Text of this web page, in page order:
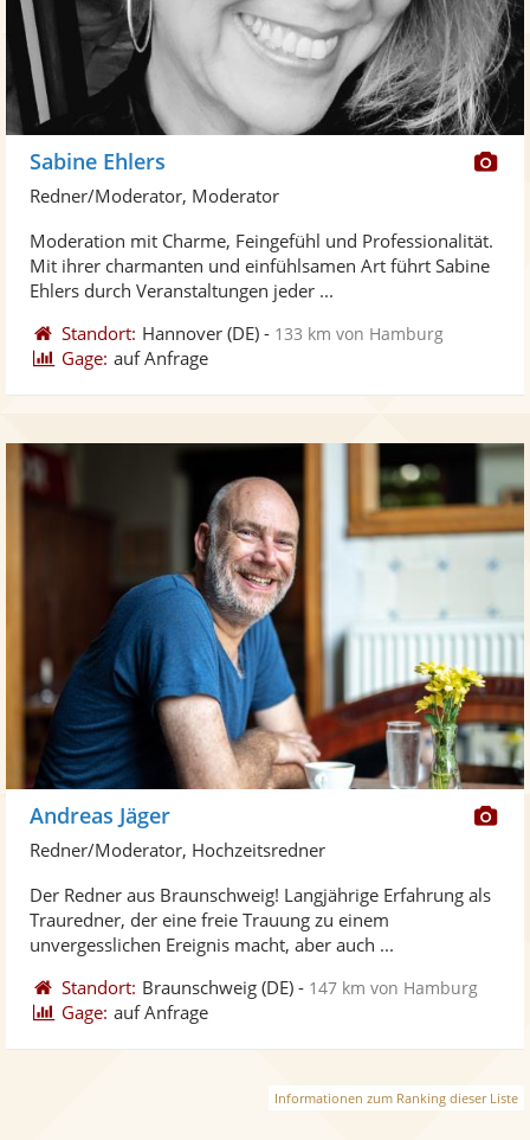
Sabine Ehlers
Redner/Moderator, Moderator
Moderation mit Charme, Feingefühl und Professionalität.
Mit ihrer charmanten und einfühlsamen Art führt Sabine
Ehlers durch Veranstaltungen jeder ...
Standort: Hannover (DE) - 133 km von Hamburg
Gage: auf Anfrage
Andreas Jäger
Redner/Moderator, Hochzeitsredner
Der Redner aus Braunschweig! Langjährige Erfahrung als
Trauredner, der eine freie Trauung zu einem
unvergesslichen Ereignis macht, aber auch ...
Standort: Braunschweig (DE) - 147 km von Hamburg
Gage: auf Anfrage
Informationen zum Ranking dieser Liste